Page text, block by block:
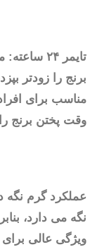
تایمر ۲۴
برنج را زودتر
مناسب برای
وقت پختن برنج را
نگه می دارد،
ویژگی عالی